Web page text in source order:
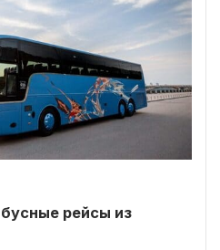
рейсы из